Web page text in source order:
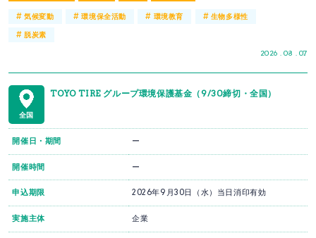
2026 . 08 . 07
#気候変動 #環境保全活動 # 環境教育 # 生物多様性
#脱炭素
全国
TOYO TIRE グループ環境保護基金（9/30締切・全国）
開催日・期間 ー
開催時間 ー
申込期限 2026年9月30日（水）当日消印有効
実施主体 企業